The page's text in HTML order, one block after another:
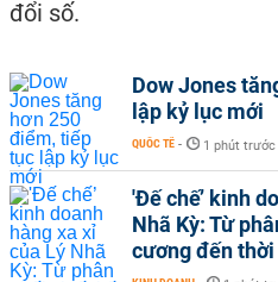
đổi số.
Dow Jones
lập kỷ lục mới
QUỐC TẾ - 1 phút trước
'Đế chế’ kinh
Nhã Kỳ: Từ
cương đến